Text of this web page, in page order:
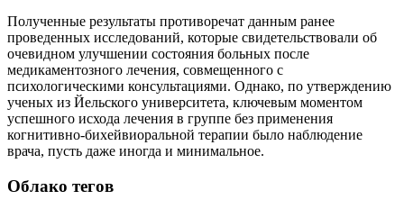
Полученные результаты противоречат данным ранее
проведенных исследований, которые свидетельствовали об
очевидном улучшении состояния больных после
медикаментозного лечения, совмещенного с
психологическими консультациями. Однако, по утверждению
ученых из Йельского университета, ключевым моментом
успешного исхода лечения в группе без применения
когнитивно-бихейвиоральной терапии было наблюдение
врача, пусть даже иногда и минимальное.
Облако тегов